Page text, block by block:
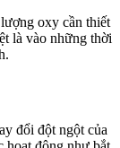
oxy cần thiết
là vào những thời
đổi đột ngột của